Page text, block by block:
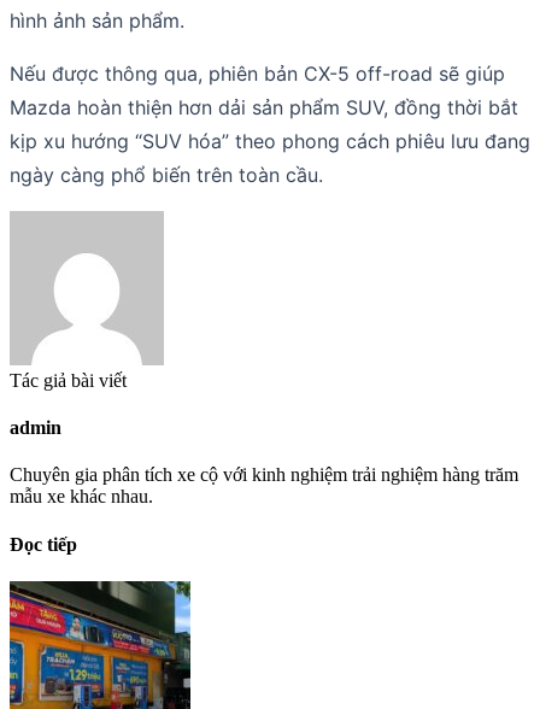
hình ảnh sản phẩm.
Nếu được thông qua, phiên bản CX-5 off-road sẽ giúp
Mazda hoàn thiện hơn dải sản phẩm SUV, đồng thời bắt
kịp xu hướng “SUV hóa” theo phong cách phiêu lưu đang
ngày càng phổ biến trên toàn cầu.
Tác giả bài viết
admin
Chuyên gia phân tích xe cộ với kinh nghiệm trải nghiệm hàng trăm
mẫu xe khác nhau.
Đọc tiếp